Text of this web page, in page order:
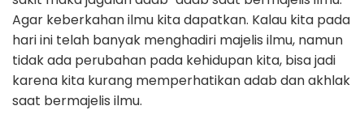
Agar keberkahan ilmu kita dapatkan. Kalau kita pada
hari ini telah banyak menghadiri majelis ilmu, namun
tidak ada perubahan pada kehidupan kita, bisa jadi
karena kita kurang memperhatikan adab dan akhlak
saat bermajelis ilmu.